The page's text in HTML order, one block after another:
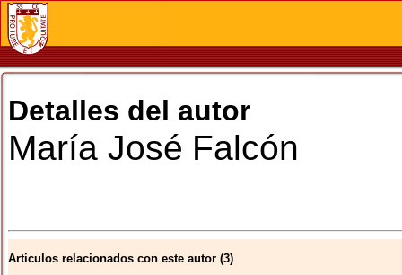
Detalles del autor
María José Falcón
Articulos relacionados con este autor (3)